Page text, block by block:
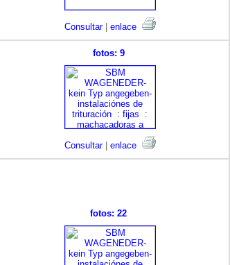
Consultar| enlace
fotos: 9
Consultar| enlace
fotos: 22